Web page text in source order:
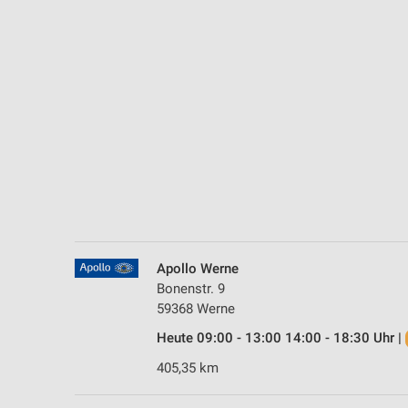
Apollo Werne
Bonenstr. 9
59368 Werne
Heute 09:00 - 13:00 14:00 - 18:30 Uhr |
405,35 km
Nicht-IAB-Verarbeitungszwecke: